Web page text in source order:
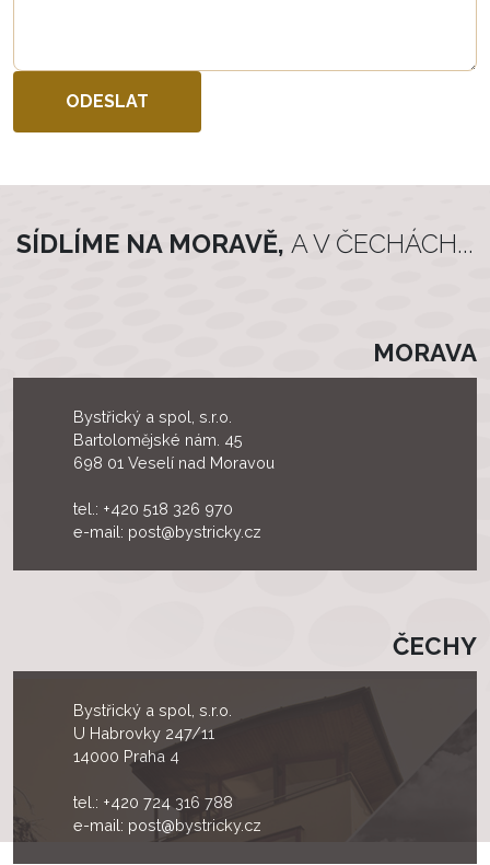
SÍDLÍME NA MORAVĚ, A V ČECHÁCH...
MORAVA
Bystřický a spol, s.r.o.
Bartolomějské nám. 45
698 01 Veselí nad Moravou
tel.: +420 518 326 970
e-mail: post@bystricky.cz
ČECHY
Bystřický a spol, s.r.o.
U Habrovky 247/11
14000 Praha 4
tel.: +420 724 316 788
e-mail: post@bystricky.cz